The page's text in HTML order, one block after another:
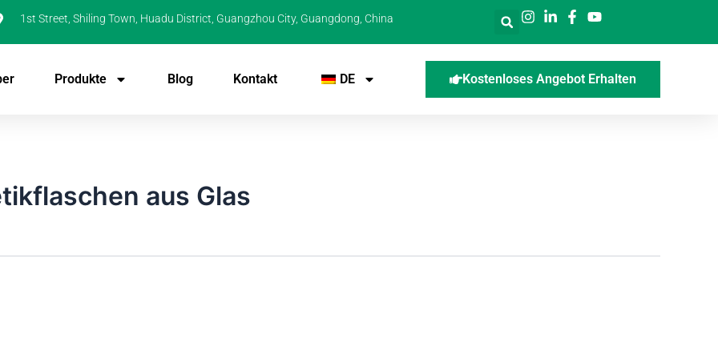
1st Street, Shiling Town, Huadu District, Guangzhou City, Guangdong, China
Produkte Blog Kontakt DE Kostenloses Angebot Erhalten
aus Glas